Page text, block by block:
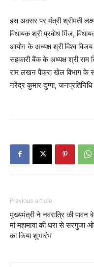
इस अवसर पर मंत्री श्रीमती
विधायक श्री प्रबोध मिंज,
आयोग के अध्यक्ष श्री विश्व विजय
सहकारी बैंक के अध्यक्ष श्री राम
राम लखन पैंकरा खेल विभाग के
नरेंद्र कुमार दुग्गा,
Previous article
मुख्यमंत्री ने नवरात्रि की पावन
मां महामाया की धरा से सरगुजा
का किया शुभारंभ